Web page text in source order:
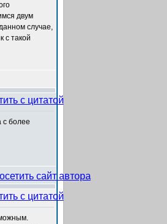
двум
случае,
с такой
с более